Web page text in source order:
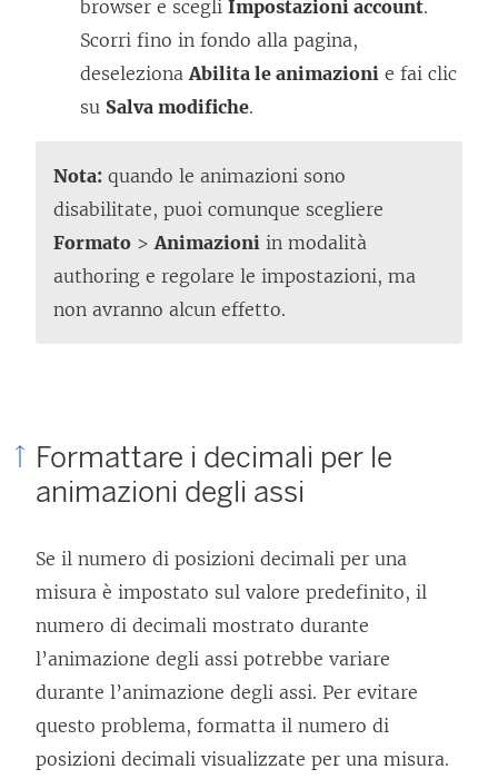
browser e scegli Impostazioni account.
Scorri fino in fondo alla pagina,
deseleziona Abilita le animazioni e fai clic
su Salva modifiche.
Nota: quando le animazioni sono
disabilitate, puoi comunque scegliere
Formato > Animazioni in modalità
authoring e regolare le impostazioni, ma
non avranno alcun effetto.
Formattare i decimali per le
animazioni degli assi
Se il numero di posizioni decimali per una
misura è impostato sul valore predefinito, il
numero di decimali mostrato durante
l’animazione degli assi potrebbe variare
durante l’animazione degli assi. Per evitare
questo problema, formatta il numero di
posizioni decimali visualizzate per una misura.